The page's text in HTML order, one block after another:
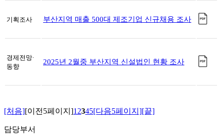
기획조사 부산지역 매출 500대 제조기업 신규채용 조사
경제전망·
동향
2025년 2월중 부산지역 신설법인 현황 조사
[처음][이전5페이지]1 2345[다음5페이지][끝]
담당부서